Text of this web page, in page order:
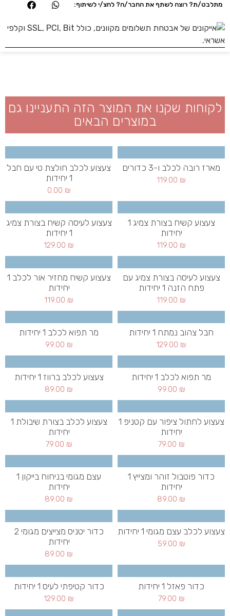
מתלבט/ת? רוצה לשתף את החבר/ה? לחצ/י לשיתוף:
לקוחות שקנו את המוצר הזה התעניינו גם
במוצרים הבאים
מארז רובה לכלב ו-3 כדורים
119.00 ₪
צעצוע לכלב חולצת טי עם חבל
1 יחידות
0.00 ₪
צעצוע קשיח בצורת צמיג 1
יחידות
119.00 ₪
צעצוע לעיסה קשיח בצורת צמיג
1 יחידות
129.00 ₪
צעצוע לעיסה בצורת צמיג עם
פתח הזנה 1 יחידות
119.00 ₪
צעצוע קשיח מחזיר אור לכלב 1
יחידות
119.00 ₪
חבל צהוב נמתח 1 יחידות
129.00 ₪
מר תפוא לכלב 1 יחידות
99.00 ₪
מר תפוא לכלב 1 יחידות
99.00 ₪
צעצוע לכלב ברווז 1 יחידות
89.00 ₪
צעצוע לחתול ציפור עם קטניפ 1
יחידות
79.00 ₪
צעצוע לכלב בצורת שיבולת 1
יחידות
79.00 ₪
כדור פוטבול זוהר ומצייץ 1
יחידות
89.00 ₪
עצם מגומי בניחוח בייקון 1
יחידות
89.00 ₪
צעצוע לכלב עצם מגומי 1 יחידות
59.00 ₪
כדור יטניס מצייצים מגומי 2
יחידות
89.00 ₪
כדור פאזל 1 יחידות
79.00 ₪
כדור קטיפתי לעיס 1 יחידות
129.00 ₪